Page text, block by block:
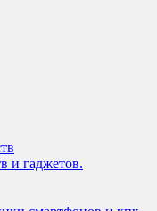
и гаджетов.